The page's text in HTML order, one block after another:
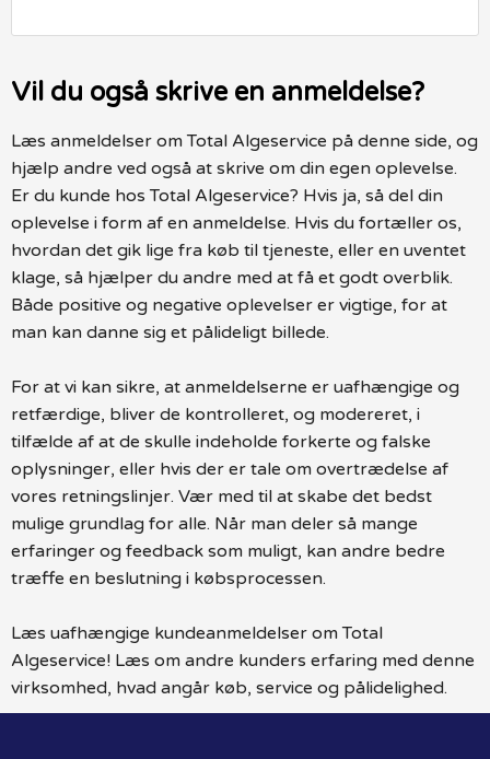
Vil du også skrive en anmeldelse?
Læs anmeldelser om Total Algeservice på denne side, og
hjælp andre ved også at skrive om din egen oplevelse.
Er du kunde hos Total Algeservice? Hvis ja, så del din
oplevelse i form af en anmeldelse. Hvis du fortæller os,
hvordan det gik lige fra køb til tjeneste, eller en uventet
klage, så hjælper du andre med at få et godt overblik.
Både positive og negative oplevelser er vigtige, for at
man kan danne sig et pålideligt billede.
For at vi kan sikre, at anmeldelserne er uafhængige og
retfærdige, bliver de kontrolleret, og modereret, i
tilfælde af at de skulle indeholde forkerte og falske
oplysninger, eller hvis der er tale om overtrædelse af
vores retningslinjer. Vær med til at skabe det bedst
mulige grundlag for alle. Når man deler så mange
erfaringer og feedback som muligt, kan andre bedre
træffe en beslutning i købsprocessen.
Læs uafhængige kundeanmeldelser om Total
Algeservice! Læs om andre kunders erfaring med denne
virksomhed, hvad angår køb, service og pålidelighed.